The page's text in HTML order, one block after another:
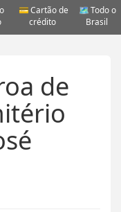
Cartão de
crédito
Todo o
Brasil
de